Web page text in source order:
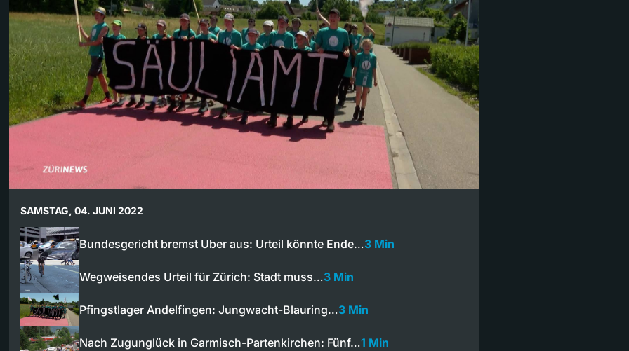
SAMSTAG, 04. JUNI 2022
Bundesgericht bremst Uber aus: Urteil könnte Ende…3 Min
Wegweisendes Urteil für Zürich: Stadt muss…3 Min
Pfingstlager Andelfingen: Jungwacht-Blauring…3 Min
Nach Zugunglück in Garmisch-Partenkirchen: Fünf…1 Min